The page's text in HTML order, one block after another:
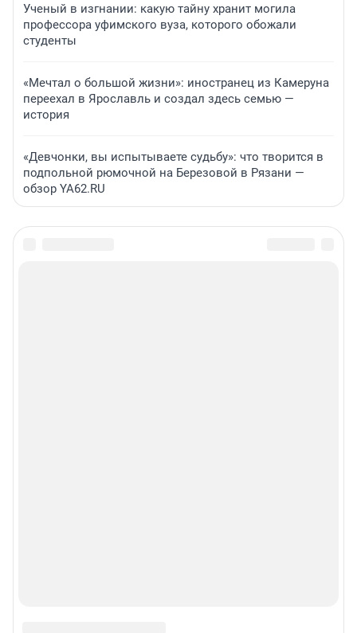
Ученый в изгнании: какую тайну хранит могила
профессора уфимского вуза, которого обожали
студенты
«Мечтал о большой жизни»: иностранец из Камеруна
переехал в Ярославль и создал здесь семью —
история
«Девчонки, вы испытываете судьбу»: что творится в
подпольной рюмочной на Березовой в Рязани —
обзор YA62.RU